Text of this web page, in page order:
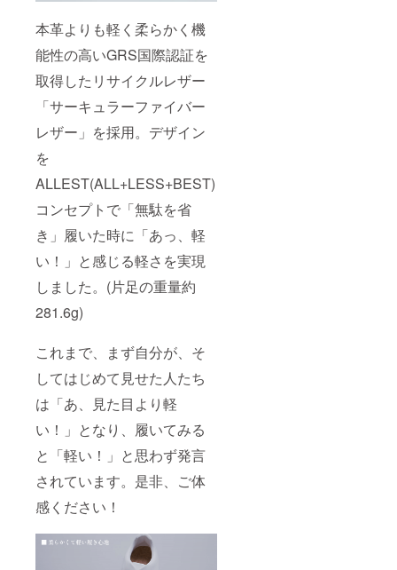
本革よりも軽く柔らかく機
能性の高いGRS国際認証を
取得したリサイクルレザー
「サーキュラーファイバー
レザー」を採用。デザイン
を
ALLEST(ALL+LESS+BEST)
コンセプトで「無駄を省
き」履いた時に「あっ、軽
い！」と感じる軽さを実現
しました。(片足の重量約
281.6g)
これまで、まず自分が、そ
してはじめて見せた人たち
は「あ、見た目より軽
い！」となり、履いてみる
と「軽い！」と思わず発言
されています。是非、ご体
感ください！